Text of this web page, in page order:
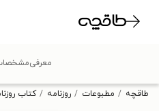
تخفیف از
طاقچه مطبوعات روزنامه کتاب روزنامه
معرفی